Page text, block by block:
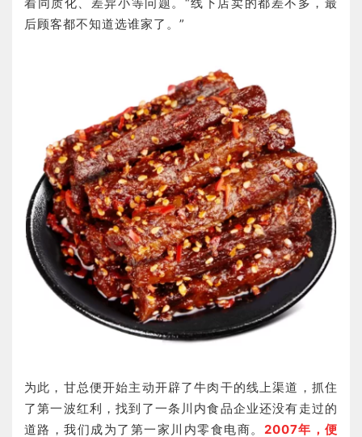
后顾客都不知道选谁家了。”
为此，甘总便开始主动开辟了牛肉干的线上渠道，抓住
了第一波红利，找到了一条川内食品企业还没有走过的
道路，我们成为了第一家川内零食电商。 2007年，便